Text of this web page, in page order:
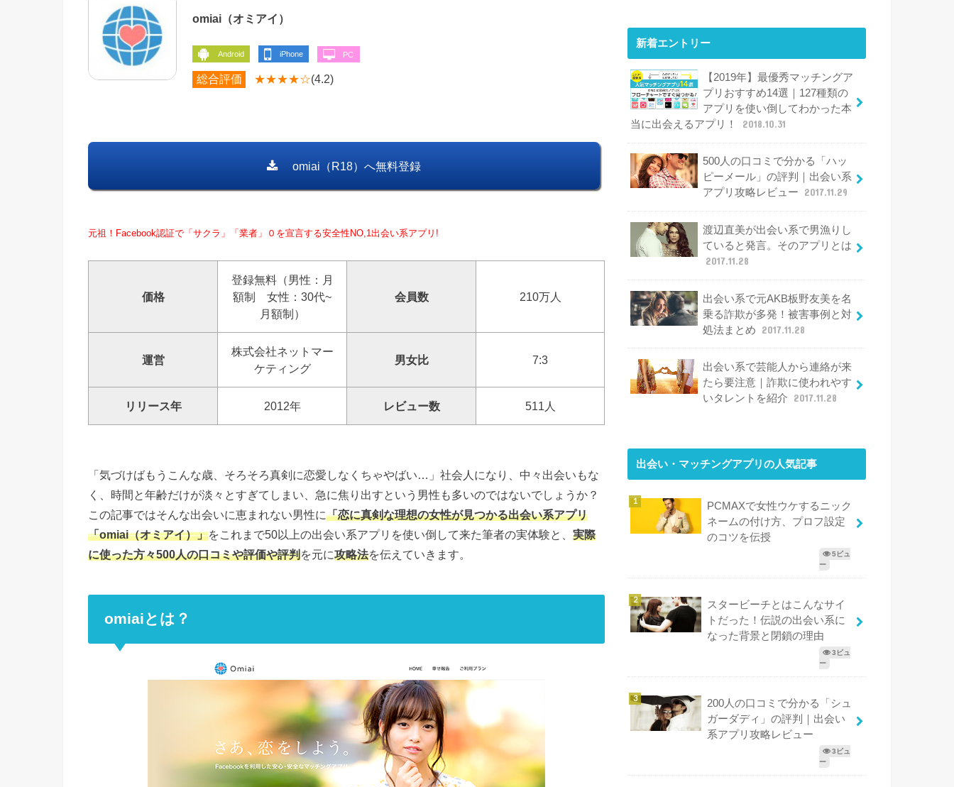
omiai（オミアイ）
Android iPhone PC
総合評価 ★★★★☆(4.2)
omiai（R18）へ無料登録
元祖！Facebook認証で「サクラ」「業者」０を宣言する安全性NO,1出会い系アプリ!
価格
登録無料（男性：月
額制 女性：30代~
月額制）
会員数 210万人
運営
株式会社ネットマー
ケティング
男女比 7:3
リリース年 2012年 レビュー数 511人
「気づけばもうこんな歳、そろそろ真剣に恋愛しなくちゃやばい…」社会人になり、中々出会いもな
く、時間と年齢だけが淡々とすぎてしまい、急に焦り出すという男性も多いのではないでしょうか？
この記事ではそんな出会いに恵まれない男性に「恋に真剣な理想の女性が見つかる出会い系アプリ
「omiai（オミアイ）」をこれまで50以上の出会い系アプリを使い倒して来た筆者の実体験と、 実際
に使った方々500人の口コミや評価や評判を元に攻略法を伝えていきます。
omiaiとは？
新着エントリー
【2019年】最優秀マッチングア
プリおすすめ14選｜127種類の
アプリを使い倒してわかった本
当に出会えるアプリ！
2018.10.31
500人の口コミで分かる「ハッ
ピーメール」の評判｜出会い系
アプリ攻略レビュー
2017.11.29
渡辺直美が出会い系で男漁りし
ていると発言。そのアプリとは
2017.11.28
出会い系で元AKB板野友美を名
乗る詐欺が多発！被害事例と対
処法まとめ
2017.11.28
出会い系で芸能人から連絡が来
たら要注意｜詐欺に使われやす
いタレントを紹介
2017.11.28
出会い・マッチングアプリの人気記事
PCMAXで女性ウケするニック
ネームの付け方、プロフ設定
のコツを伝授
5ビュ
ー
スタービーチとはこんなサイ
トだった！伝説の出会い系に
なった背景と閉鎖の理由
3ビュ
ー
200人の口コミで分かる「シュ
ガーダディ」の評判｜出会い
系アプリ攻略レビュー
3ビュ
ー